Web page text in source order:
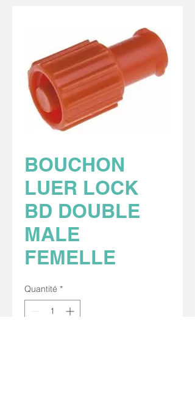
BOUCHON
LUER LOCK
BD DOUBLE
MALE
FEMELLE
Quantité *